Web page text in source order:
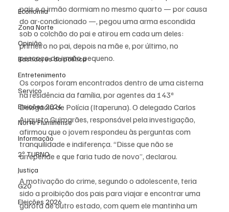
Economia
Zona Norte
Opinião
Bastidores da política
Entretenimento
Serviço
Eleições 2024
Norte Fluminense
Informação
2º TURNO
Justiça
G20
Eleições 2026
pais e o irmão dormiam no mesmo quarto — por causa
do ar-condicionado —, pegou uma arma escondida
sob o colchão do pai e atirou em cada um deles:
primeiro no pai, depois na mãe e, por último, no
pescoço do irmão pequeno.
Os corpos foram encontrados dentro de uma cisterna
na residência da família, por agentes da 143ª
Delegacia de Polícia (Itaperuna). O delegado Carlos
Augusto Guimarães, responsável pela investigação,
afirmou que o jovem respondeu às perguntas com
tranquilidade e indiferença. “Disse que não se
arrepende e que faria tudo de novo”, declarou.
A motivação do crime, segundo o adolescente, teria
sido a proibição dos pais para viajar e encontrar uma
garota de outro estado, com quem ele mantinha um